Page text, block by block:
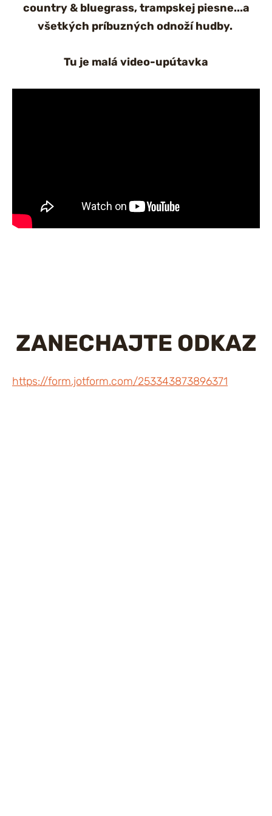
country & bluegrass, trampskej piesne...a
všetkých príbuzných odnoží hudby.
Tu je malá video-upútavka
ZANECHAJTE ODKAZ
https://form.jotform.com/253343873896371